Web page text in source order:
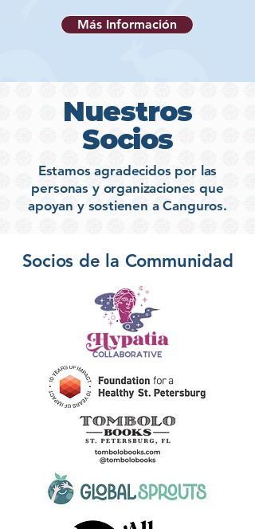
Más Información
Nuestros
Socios
Estamos agradecidos por las
personas y organizaciones que
apoyan y sostienen a Canguros.
Socios de la Communidad